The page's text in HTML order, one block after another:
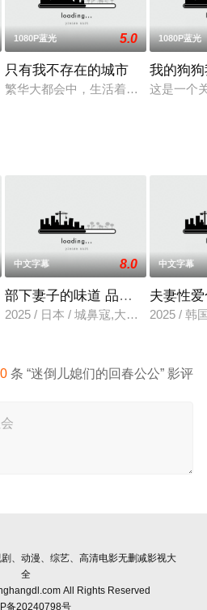
，两人和母亲过着相依为命的生活
1080P蓝光 5.0
只有我不存在的城市
繁华大都会中，生活着完全没有名气
1080P蓝光
我的狗
这是一个
中文字幕 8.0
部下妻子的味道 品尝的上司
2025 / 日本 / 城鼻寇,大泽透,中山健二
中文字幕
夫妻性
2025 / 韩
0 条 “迷倒儿媳们的回春公公” 影评
、动漫、综艺、高清电影无删减影视大
全
All Rights Reserved
备20240798号